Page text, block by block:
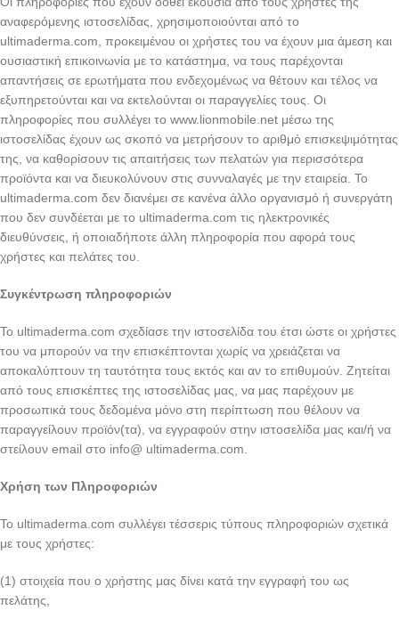
αναφερόμενης ιστοσελίδας, χρησιμοποιούνται από το
ultimaderma.com, προκειμένου οι χρήστες του να έχουν μια άμεση και
ουσιαστική επικοινωνία με το κατάστημα, να τους παρέχονται
απαντήσεις σε ερωτήματα που ενδεχομένως να θέτουν και τέλος να
εξυπηρετούνται και να εκτελούνται οι παραγγελίες τους. Οι
πληροφορίες που συλλέγει το www.lionmobile.net μέσω της
ιστοσελίδας έχουν ως σκοπό να μετρήσουν το αριθμό επισκεψιμότητας
της, να καθορίσουν τις απαιτήσεις των πελατών για περισσότερα
προϊόντα και να διευκολύνουν στις συνναλαγές με την εταιρεία. Το
ultimaderma.com δεν διανέμει σε κανένα άλλο οργανισμό ή συνεργάτη
που δεν συνδέεται με το ultimaderma.com τις ηλεκτρονικές
διευθύνσεις, ή οποιαδήποτε άλλη πληροφορία που αφορά τους
χρήστες και πελάτες του.
Συγκέντρωση πληροφοριών
Το ultimaderma.com σχεδίασε την ιστοσελίδα του έτσι ώστε οι χρήστες
του να μπορούν να την επισκέπτονται χωρίς να χρειάζεται να
αποκαλύπτουν τη ταυτότητα τους εκτός και αν το επιθυμούν. Ζητείται
από τους επισκέπτες της ιστοσελίδας μας, να μας παρέχουν με
προσωπικά τους δεδομένα μόνο στη περίπτωση που θέλουν να
παραγγείλουν προϊόν(τα), να εγγραφούν στην ιστοσελίδα μας και/ή να
στείλουν email στο info@ ultimaderma.com.
Χρήση των Πληροφοριών
Το ultimaderma.com συλλέγει τέσσερις τύπους πληροφοριών σχετικά
με τους χρήστες:
(1) στοιχεία που ο χρήστης μας δίνει κατά την εγγραφή του ως
πελάτης,